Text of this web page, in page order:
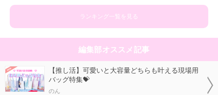
ランキング一覧を見る
編集部オススメ記事
【推し活】可愛いと大容量どちらも叶える現場用
バッグ特集💝
のん